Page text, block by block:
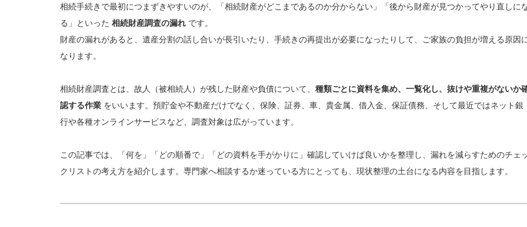
相続手続きで最初につまずきやすいのが、「相続財産がどこまであるのか分からない」「後から財産が見つかってやり直しに
る」といった 相続財産調査の漏れ です。
財産の漏れがあると、遺産分割の話し合いが長引いたり、手続きの再提出が必要になったりして、ご家族の負担が増える原因
なります。
相続財産調査とは、故人（被相続人）が残した財産や負債について、 種類ごとに資料を集め、一覧化し、抜けや重複がないか
認する作業 をいいます。預貯金や不動産だけでなく、保険、証券、車、貴金属、借入金、保証債務、そして最近ではネット銀
行や各種オンラインサービスなど、調査対象は広がっています。
この記事では、「何を」「どの順番で」「どの資料を手がかりに」確認していけば良いかを整理し、漏れを減らすためのチェ
クリストの考え方を紹介します。専門家へ相談するか迷っている方にとっても、現状整理の土台になる内容を目指します。